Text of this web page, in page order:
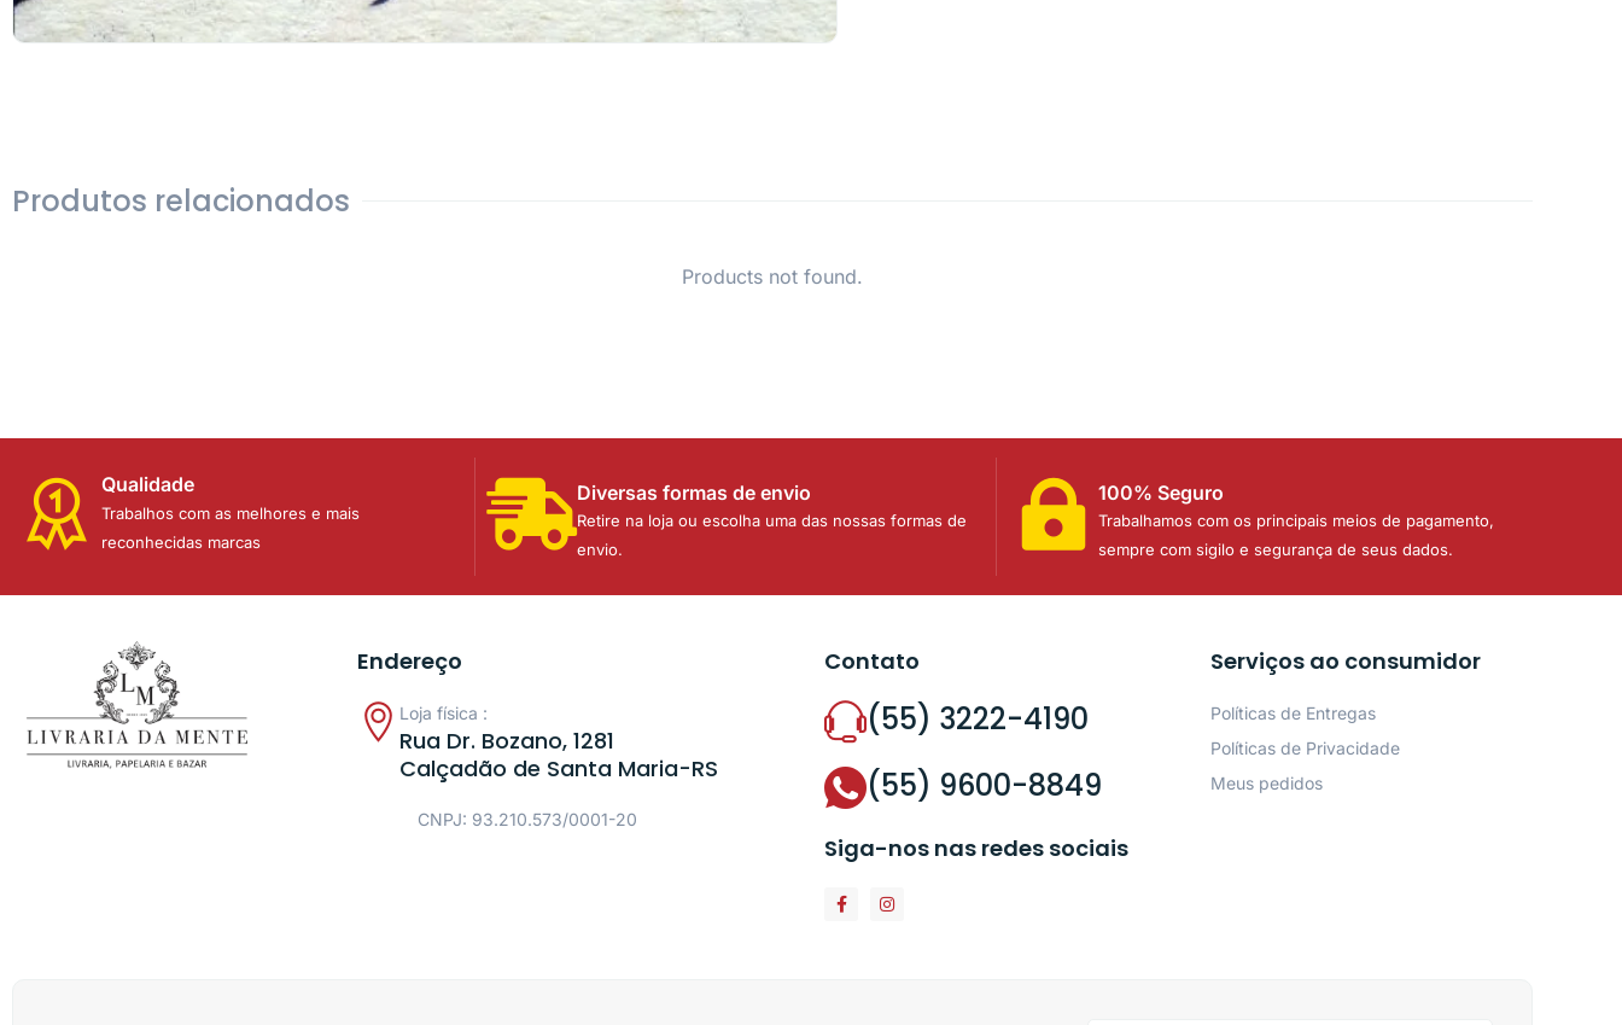
Produtos relacionados
Products not found.
Qualidade
Trabalhos com as melhores e mais
reconhecidas marcas
Diversas formas de envio
Retire na loja ou escolha uma das nossas formas de
envio.
100% Seguro
Trabalhamos com os principais meios de pagamento,
sempre com sigilo e segurança de seus dados.
Endereço
Loja física :
Rua Dr. Bozano, 1281
Calçadão de Santa Maria-RS
CNPJ: 93.210.573/0001-20
Contato
(55) 3222-4190
(55) 9600-8849
Siga-nos nas redes sociais
Serviços ao consumidor
Políticas de Entregas
Políticas de Privacidade
Meus pedidos